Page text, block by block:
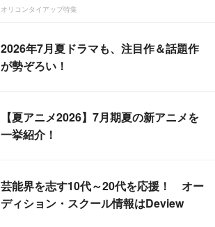
オリコンタイアップ特集
2026年7月夏ドラマも、注目作＆話題作
が勢ぞろい！
【夏アニメ2026】7月期夏の新アニメを
一挙紹介！
芸能界を志す10代～20代を応援！ オー
ディション・スクール情報はDeview